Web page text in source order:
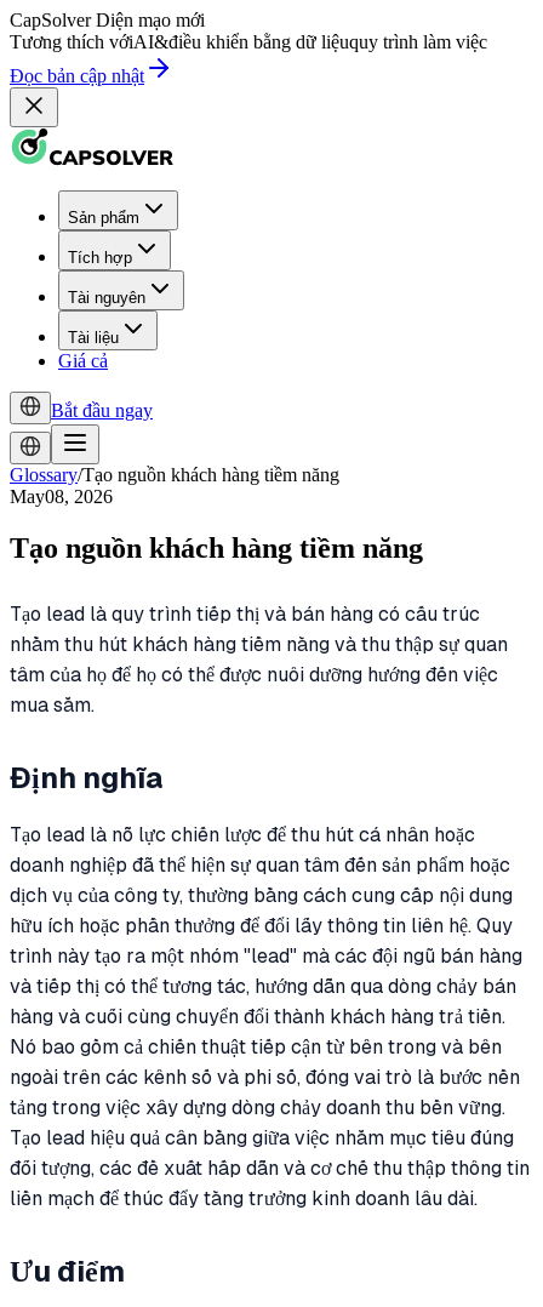
CapSolver Diện mạo mới
Tương thích vớiAI&điều khiển bằng dữ liệuquy trình làm việc
Đọc bản cập nhật
Sản phẩm
Tích hợp
Tài nguyên
Tài liệu
Giá cả
Bắt đầu ngay
Glossary/Tạo nguồn khách hàng tiềm năng
May08, 2026
Tạo nguồn khách hàng tiềm năng
Tạo lead là quy trình tiếp thị và bán hàng có cấu trúc
nhằm thu hút khách hàng tiềm năng và thu thập sự quan
tâm của họ để họ có thể được nuôi dưỡng hướng đến việc
mua sắm.
Định nghĩa
Tạo lead là nỗ lực chiến lược để thu hút cá nhân hoặc
doanh nghiệp đã thể hiện sự quan tâm đến sản phẩm hoặc
dịch vụ của công ty, thường bằng cách cung cấp nội dung
hữu ích hoặc phần thưởng để đổi lấy thông tin liên hệ. Quy
trình này tạo ra một nhóm "lead" mà các đội ngũ bán hàng
và tiếp thị có thể tương tác, hướng dẫn qua dòng chảy bán
hàng và cuối cùng chuyển đổi thành khách hàng trả tiền.
Nó bao gồm cả chiến thuật tiếp cận từ bên trong và bên
ngoài trên các kênh số và phi số, đóng vai trò là bước nền
tảng trong việc xây dựng dòng chảy doanh thu bền vững.
Tạo lead hiệu quả cân bằng giữa việc nhắm mục tiêu đúng
đối tượng, các đề xuất hấp dẫn và cơ chế thu thập thông tin
liền mạch để thúc đẩy tăng trưởng kinh doanh lâu dài.
Ưu điểm